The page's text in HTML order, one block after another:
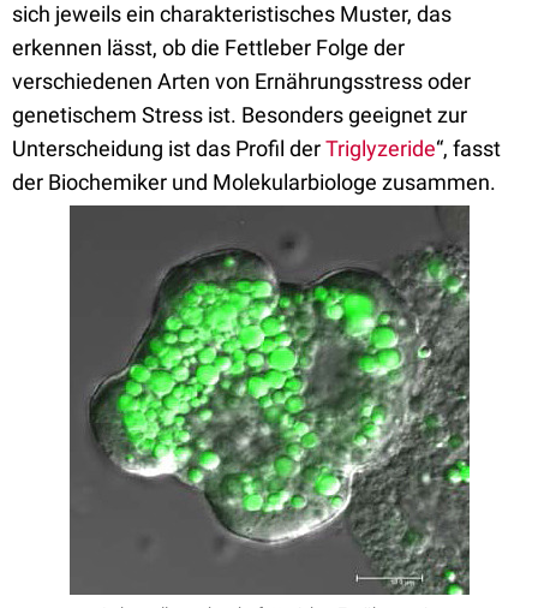
sich jeweils ein charakteristisches Muster, das
erkennen lässt, ob die Fettleber Folge der
verschiedenen Arten von Ernährungsstress oder
genetischem Stress ist. Besonders geeignet zur
Unterscheidung ist das Profil derTriglyzeride“, fasst
der Biochemiker und Molekularbiologe zusammen.